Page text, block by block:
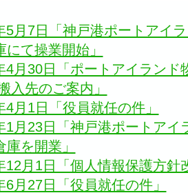
5月7日「神戸港ポートアイ
にて操業開始」
4月30日「ポートアイランド
入先のご案内」
4月1日「役員就任の件」
1月23日「神戸港ポートアイ
を開業」
12月1日「個人情報保護方針
6月27日「役員就任の件」